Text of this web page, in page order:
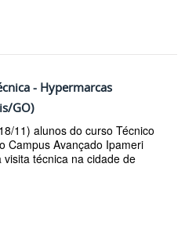
- Hypermarcas
GO)
11) alunos do curso Técnico
Campus Avançado Ipameri
técnica na cidade de